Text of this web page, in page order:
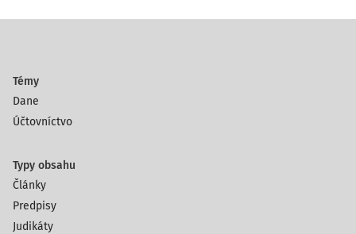
Témy
Dane
Účtovníctvo
Typy obsahu
Články
Predpisy
Judikáty